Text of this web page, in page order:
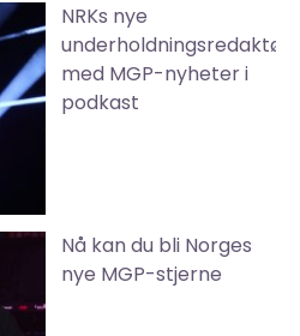
NRKs nye
underholdningsredaktør
med MGP-nyheter i
podkast
Nå kan du bli Norges
nye MGP-stjerne